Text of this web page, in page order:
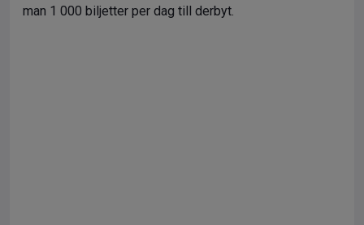
man 1 000 biljetter per dag till derbyt.